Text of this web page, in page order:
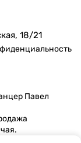
18/21
Павел